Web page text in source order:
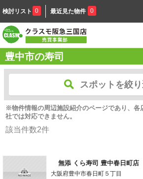
検討リスト 0 最近見た物件 0
豊中市の寿司
スポットを絞
※物件情報の周辺施設紹介のページであり、各
社では対応できません。
該当件数2件
無添 くら寿司 豊中春日町店
大阪府豊中市春日町５丁目